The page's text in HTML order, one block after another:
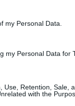
my Personal Data.
my Personal Data for
Use, Retention, Sale,
with the